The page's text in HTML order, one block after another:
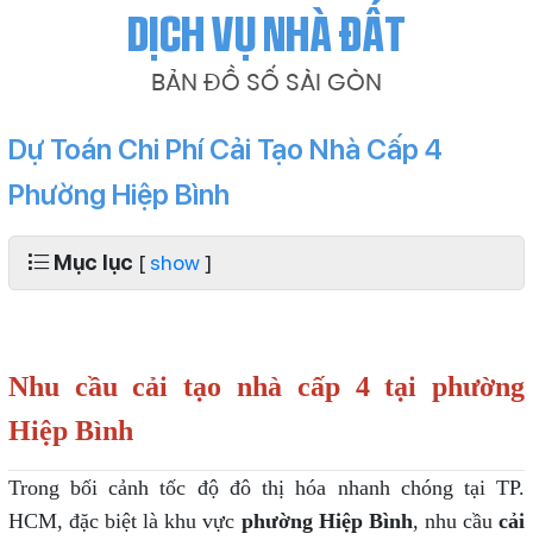
Dịch vụ nhà đất
BẢN ĐỒ SỐ SÀI GÒN
Dự Toán Chi Phí Cải Tạo Nhà Cấp 4
Phường Hiệp Bình
Mục lục [ show]
Nhu cầu cải tạo nhà cấp 4 tại phường
Hiệp Bình
Trong bối cảnh tốc độ đô thị hóa nhanh chóng tại TP.
HCM, đặc biệt là khu vực phường Hiệp Bình, nhu cầucải